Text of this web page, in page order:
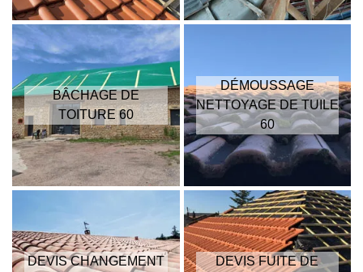
BÂCHAGE DE
TOITURE 60
DÉMOUSSAGE
NETTOYAGE DE TUILE
60
DEVIS CHANGEMENT
DEVIS FUITE DE